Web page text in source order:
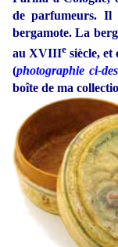
de parfumeurs. Il
bergamote. La
au XVIIIe siècle, et
(photographie ci-
boîte de ma